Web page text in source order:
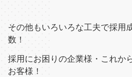
その他もいろいろな工夫で採用
数！
採用にお困りの企業様・これか
お客様！